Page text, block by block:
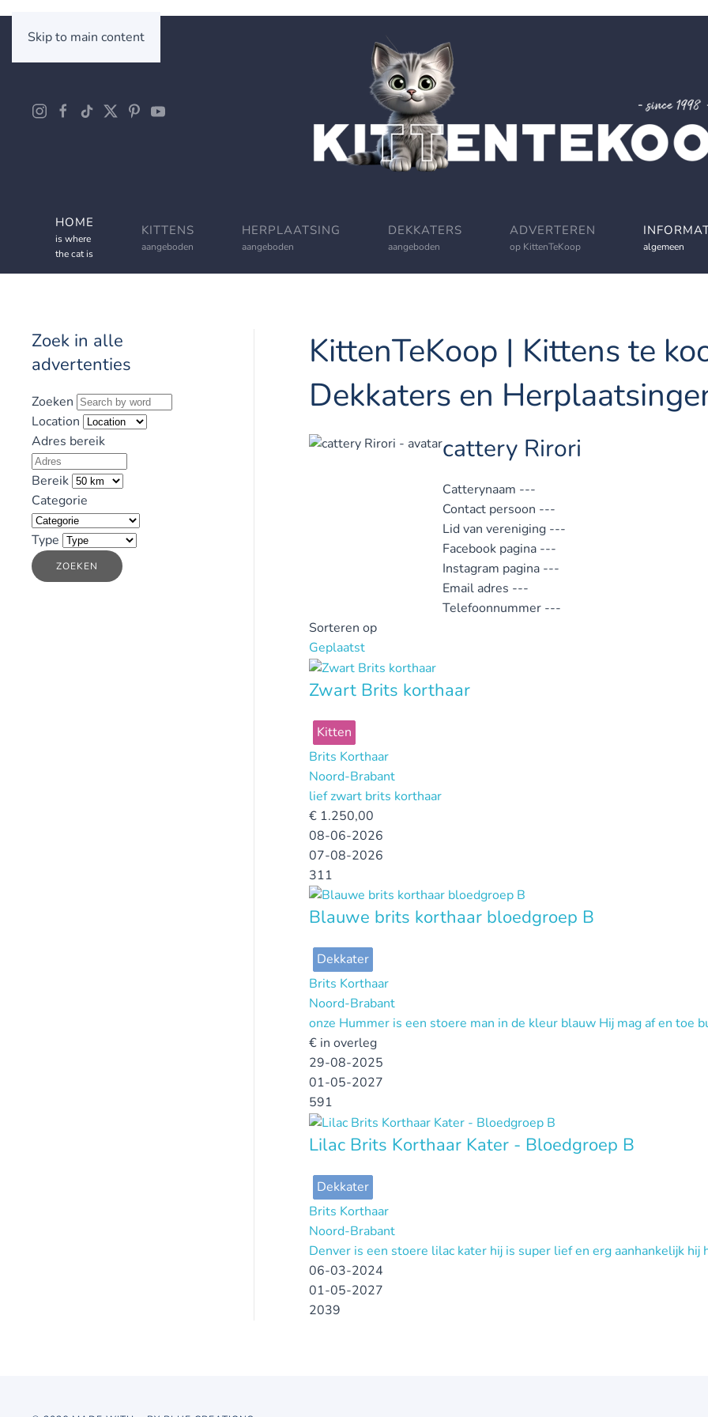
Skip to main content
HOME
is where
the cat is
KITTENS
aangeboden
HERPLAATSING
aangeboden
DEKKATERS
aangeboden
ADVERTEREN
op KittenTeKoop algemeen
KittenTeKoop | Kittens te
Dekkaters en
cattery Rirori
Catterynaam ---
Contact persoon ---
Lid van vereniging ---
Facebook pagina ---
Instagram pagina ---
Email adres ---
Telefoonnummer ---
Sorteren op
Geplaatst
Zwart Brits korthaar
Kitten
Brits Korthaar
Noord-Brabant
lief zwart brits korthaar
€ 1.250,00
08-06-2026
07-08-2026
311
Blauwe brits korthaar bloedgroep B
Dekkater
Brits Korthaar
Noord-Brabant
onze Hummer is een stoere man in de kleur blauw Hij mag af en toe
€ in overleg
29-08-2025
01-05-2027
591
Lilac Brits Korthaar Kater - Bloedgroep B
Dekkater
Brits Korthaar
Noord-Brabant
Denver is een stoere lilac kater hij is super lief en erg aanhankelijk
06-03-2024
01-05-2027
2039
Zoek in alle
advertenties
Zoeken
Location
Adres bereik
Bereik
Categorie
Type
ZOEKEN